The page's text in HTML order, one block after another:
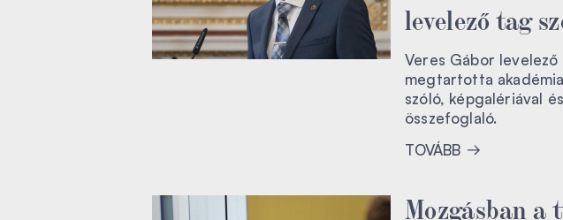
levelező tag
Veres Gábor
megtartotta
szóló, képgalériával
összefoglaló.
TOVÁBB
Mozgásban a